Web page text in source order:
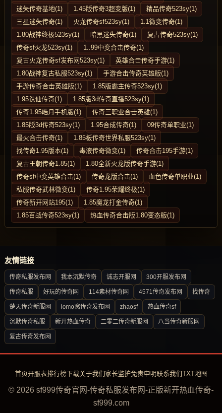
迷失传奇基地(1)
1.45版传奇3超变版(1)
精品传奇523sy(1)
三星迷失传奇(1)
火龙传奇sf523sy(1)
1.1微变传奇(1)
1.80战神终极523sy(1)
暗黑迷失传奇(1)
复古传奇523sy(1)
传奇sf火龙523sy(1)
1..99中变合击传奇(1)
复古火龙传奇sf发布网523sy(1)
英雄合击传奇手游(1)
1.80战神复古私服523sy(1)
手游合击传奇英雄版(1)
手游传奇合击英雄版(1)
1.85版霸主传奇523sy(1)
1.95诛仙传奇(1)
1.85版3d传奇直播523sy(1)
传奇1.95皓月手机版(1)
传奇三职业合击英雄(1)
1.85版3d传奇523sy(1)
1.95合成传奇(1)
09传奇单职业(1)
最火合击传奇(1)
1.85板传奇世界私服523sy(1)
找传奇1.95版本(1)
毒液传奇微变(1)
传奇合击195手游(1)
复古王朝传奇1.85(1)
1.80全新火龙版传奇手游(1)
传奇sf中变英雄合击(1)
传奇龙版合击(1)
血色传奇单职业(1)
私服传奇武林微变(1)
传奇1.95荣耀终极(1)
传奇新开网站195(1)
1.85魔龙打金传奇(1)
1.85百战传奇523sy(1)
热血传奇合击版1.80变态版(1)
友情链接
传奇私服发布网 我本沉默传奇 诚志开服网 300开服发布网
传奇私服 好玩的传奇网 114素材传奇网 4571传奇发布网 找传奇
楚天传奇新服网 lomo窝传奇发布网 zhaosf 热血传奇sf
沉默传奇私服 新开热血传奇 二零二传奇新服网 八当传奇新服网
复古传奇发布网
首页开服表排行榜下载关于我们 家长监护免责申明联系我们TXT地图
© 2026 sf999传奇官网-传奇私服发布网-正版新开热血传奇-
sf999.com